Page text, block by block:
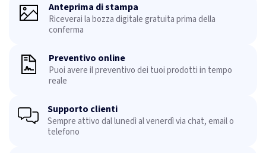
Anteprima di stampa
Riceverai la bozza digitale gratuita prima della
conferma
Preventivo online
Puoi avere il preventivo dei tuoi prodotti in tempo
reale
Supporto clienti
Sempre attivo dal lunedì al venerdì via chat, email o
telefono